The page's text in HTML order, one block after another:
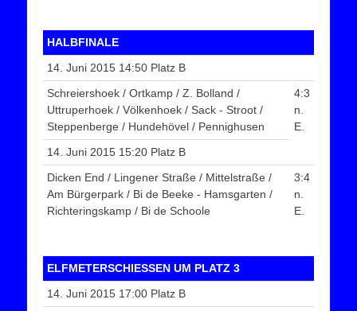
HALBFINALE
14. Juni 2015 14:50 Platz B
Schreiershoek / Ortkamp / Z. Bolland /
Uttruperhoek / Völkenhoek / Sack - Stroot /
Steppenberge / Hundehövel / Pennighusen
4:3
n.
E.
14. Juni 2015 15:20 Platz B
Dicken End / Lingener Straße / Mittelstraße /
Am Bürgerpark / Bi de Beeke - Hamsgarten /
Richteringskamp / Bi de Schoole
3:4
n.
E.
ELFMETERSCHIESSEN UM PLATZ 3
14. Juni 2015 17:00 Platz B